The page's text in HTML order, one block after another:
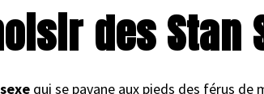
des Stan
qui se pavane aux pieds des férus de